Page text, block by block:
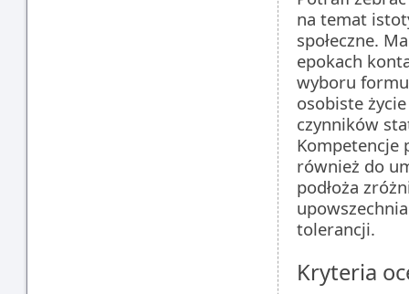
na temat
społeczne.
epokach
wyboru
osobiste
czynników
Kompetencje
również do
podłoża
tolerancji.
Kryteria